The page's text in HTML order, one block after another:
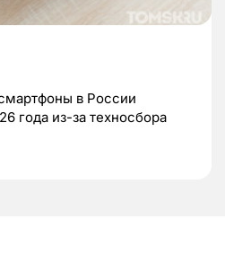
в России
года из-за техносбора